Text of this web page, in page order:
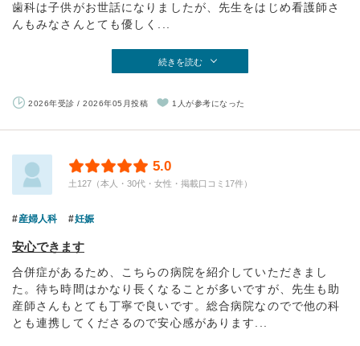
歯科は子供がお世話になりましたが、先生をはじめ看護師さ
んもみなさんとても優しく...
続きを読む
2026年受診 / 2026年05月投稿 1人が参考になった
5.0
土127（本人・30代・女性・掲載口コミ17件）
産婦人科 妊娠
安心できます
合併症があるため、こちらの病院を紹介していただきまし
た。待ち時間はかなり長くなることが多いですが、先生も助
産師さんもとても丁寧で良いです。総合病院なのでで他の科
とも連携してくださるので安心感があります...